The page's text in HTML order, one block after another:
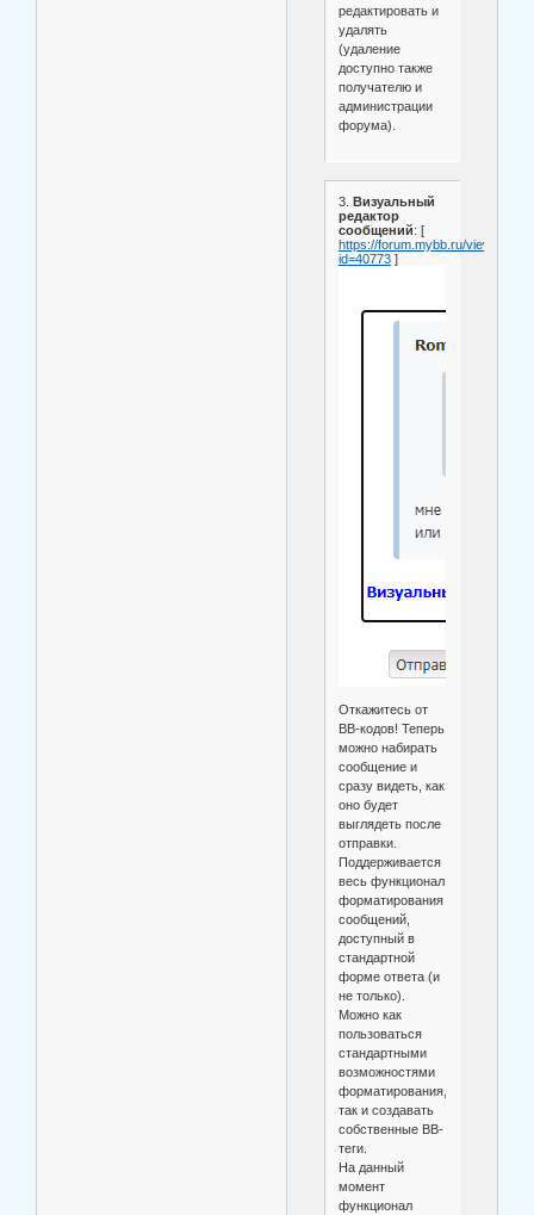
редактировать и
удалять
(удаление
доступно также
получателю и
администрации
форума).
3.
Визуальный
редактор
сообщений: [
https://forum.mybb.ru/
id=40773]
Откажитесь от
BB-кодов! Теперь
можно набирать
сообщение и
сразу видеть, как
оно будет
выглядеть после
отправки.
Поддерживается
весь функционал
форматирования
сообщений,
доступный в
стандартной
форме ответа (и
не только).
Можно как
пользоваться
стандартными
возможностями
форматирования,
так и создавать
собственные BB-
теги.
На данный
момент
функционал